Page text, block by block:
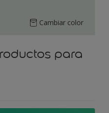
Cambiar color
para